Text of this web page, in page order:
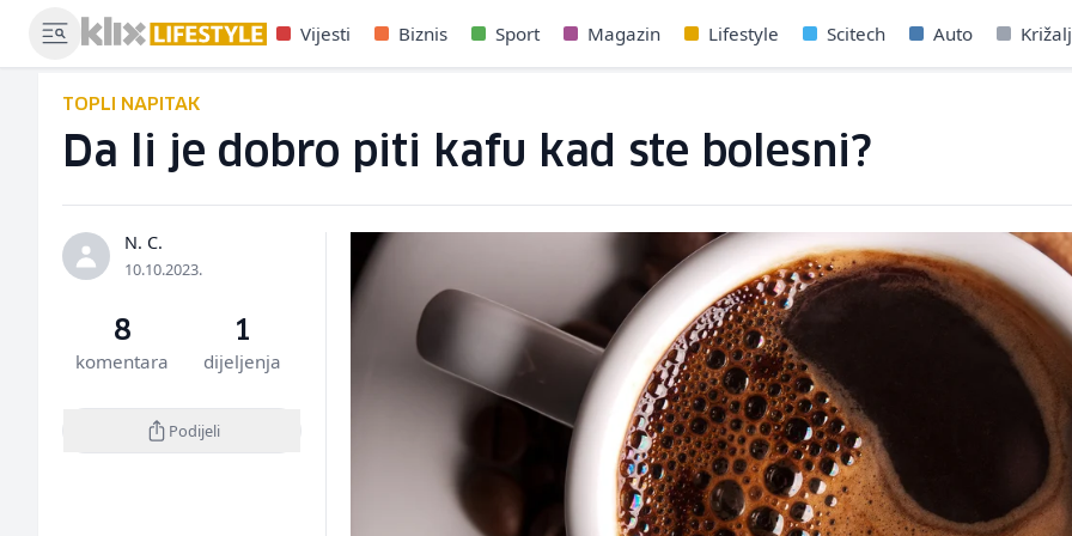
Vijesti Biznis Sport Magazin Lifestyle Scitech Auto
TOPLI NAPITAK
Da li je dobro piti kafu kad ste bolesni?
N. C.
10.10.2023.
8
komentara
1
dijeljenja
Podijeli